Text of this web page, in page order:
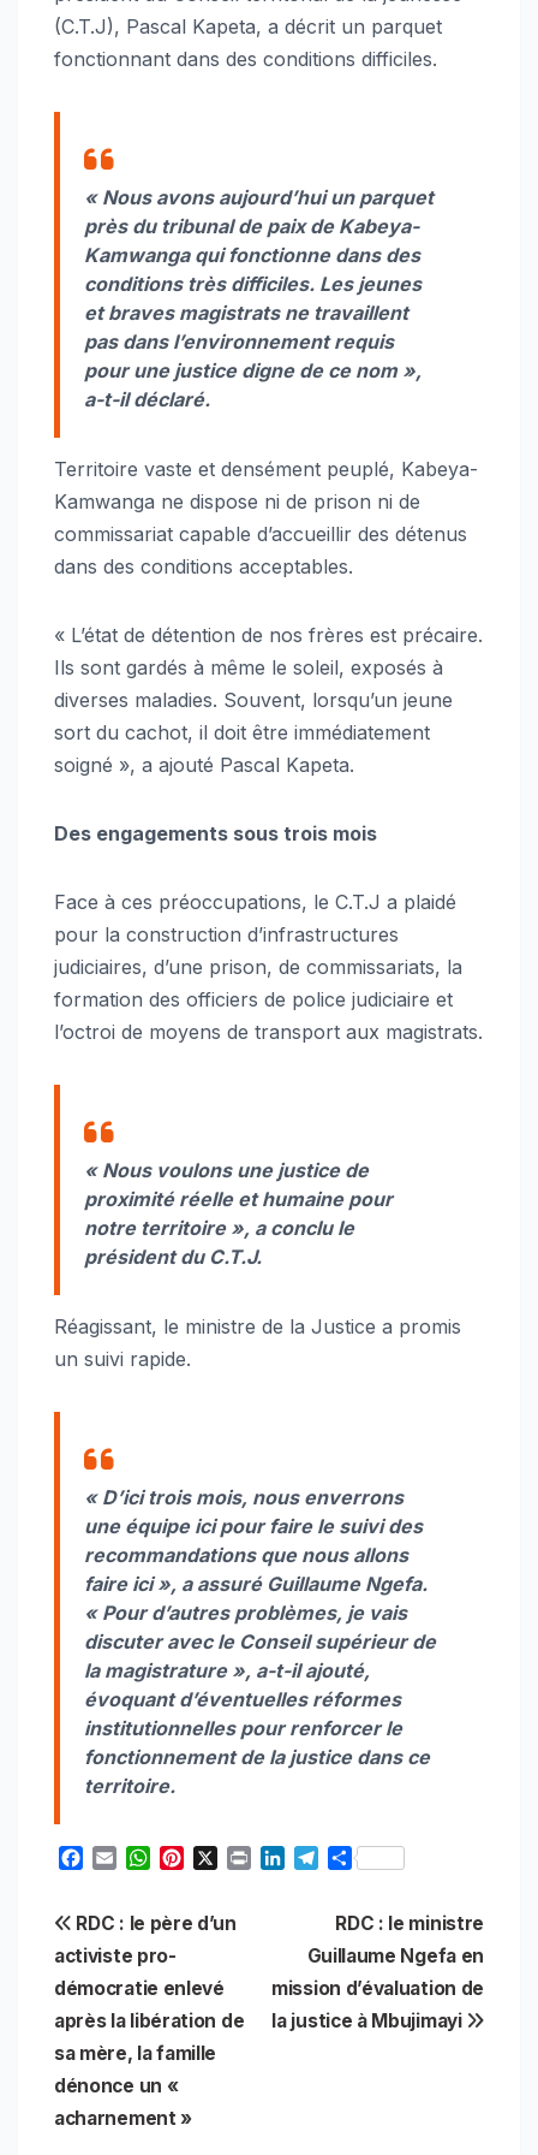
(C.T.J), Pascal Kapeta, a décrit un parquet
fonctionnant dans des conditions difficiles.
« Nous avons aujourd’hui un parquet
près du tribunal de paix de Kabeya-
Kamwanga qui fonctionne dans des
conditions très difficiles. Les jeunes
et braves magistrats ne travaillent
pas dans l’environnement requis
pour une justice digne de ce nom »,
a-t-il déclaré.
Territoire vaste et densément peuplé, Kabeya-
Kamwanga ne dispose ni de prison ni de
commissariat capable d’accueillir des détenus
dans des conditions acceptables.
« L’état de détention de nos frères est précaire.
Ils sont gardés à même le soleil, exposés à
diverses maladies. Souvent, lorsqu’un jeune
sort du cachot, il doit être immédiatement
soigné », a ajouté Pascal Kapeta.
Des engagements sous trois mois
Face à ces préoccupations, le C.T.J a plaidé
pour la construction d’infrastructures
judiciaires, d’une prison, de commissariats, la
formation des officiers de police judiciaire et
l’octroi de moyens de transport aux magistrats.
« Nous voulons une justice de
proximité réelle et humaine pour
notre territoire », a conclu le
président du C.T.J.
Réagissant, le ministre de la Justice a promis
un suivi rapide.
« D’ici trois mois, nous enverrons
une équipe ici pour faire le suivi des
recommandations que nous allons
faire ici », a assuré Guillaume Ngefa.
« Pour d’autres problèmes, je vais
discuter avec le Conseil supérieur de
la magistrature », a-t-il ajouté,
évoquant d’éventuelles réformes
institutionnelles pour renforcer le
fonctionnement de la justice dans ce
territoire.
e
b
o
o
k
l
W
t
s
A
p
p
t
r
e
s
t
d
I
n
g
r
a
m
S
r
e
Navigation
de
l’article
RDC : le ministre
Guillaume Ngefa en
mission d’évaluation de
la justice à Mbujimayi
RDC : le père d’un
activiste pro-
démocratie enlevé
après la libération de
sa mère, la famille
dénonce un «
acharnement »